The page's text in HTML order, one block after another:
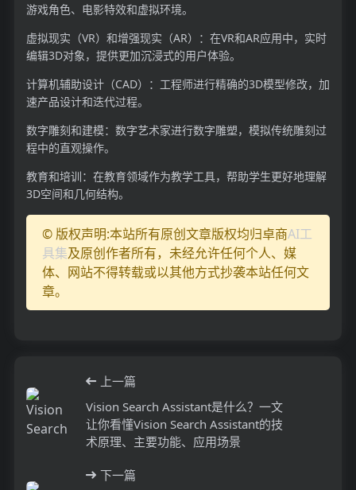
游戏角色、电影特效和虚拟环境。
虚拟现实（VR）和增强现实（AR）：在VR和AR应用中，实时
编辑3D对象，提供更加沉浸式的用户体验。
计算机辅助设计（CAD）：工程师进行精确的3D模型修改，加
速产品设计和迭代过程。
数字雕刻和建模：数字艺术家进行数字雕塑，模拟传统雕刻过
程中的直观操作。
教育和培训：在教育领域作为教学工具，帮助学生更好地理解
3D空间和几何结构。
© 版权声明:本站所有原创文章版权均归卓商AI工
具集及原创作者所有，未经允许任何个人、媒
体、网站不得转载或以其他方式抄袭本站任何文
章。
上一篇
Vision Search Assistant是什么？一文
让你看懂Vision Search Assistant的技
术原理、主要功能、应用场景
下一篇